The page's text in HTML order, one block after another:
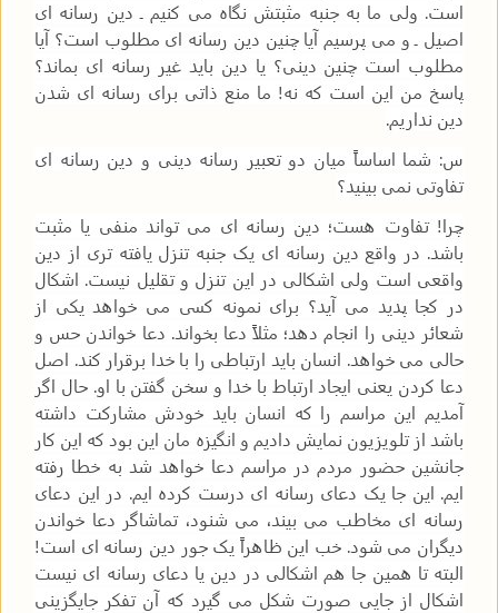
است. ولی ما به جنبه مثبتش نگاه می کنیم ـ دین رسانه ای
اصیل ـ و می پرسیم آیا چنین دین رسانه ای مطلوب است؟ آیا
مطلوب است چنین دینی؟ یا دین باید غیر رسانه ای بماند؟
پاسخ من این است که نه! ما منع ذاتی برای رسانه ای شدن
دین نداریم.
س: شما اساساً میان دو تعبیر رسانه دینی و دین رسانه ای
تفاوتی نمی بینید؟
چرا! تفاوت هست؛ دین رسانه ای می تواند منفی یا مثبت
باشد. در واقع دین رسانه ای یک جنبه تنزل یافته تری از دین
واقعی است ولی اشکالی در این تنزل و تقلیل نیست. اشکال
در کجا پدید می آید؟ برای نمونه کسی می خواهد یکی از
شعائر دینی را انجام دهد؛ مثلاً دعا بخواند. دعا خواندن حس و
حالی می خواهد. انسان باید ارتباطی را با خدا برقرار کند. اصل
دعا کردن یعنی ایجاد ارتباط با خدا و سخن گفتن با او. حال اگر
آمدیم این مراسم را که انسان باید خودش مشارکت داشته
باشد از تلویزیون نمایش دادیم و انگیزه مان این بود که این کار
جانشین حضور مردم در مراسم دعا خواهد شد به خطا رفته
ایم. این جا یک دعای رسانه ای درست کرده ایم. در این دعای
رسانه ای مخاطب می بیند، می شنود، تماشاگر دعا خواندن
دیگران می شود. خب این ظاهراً یک جور دین رسانه ای است!
البته تا همین جا هم اشکالی در دین یا دعای رسانه ای نیست
اشکال از جایی صورت شکل می گیرد که آن تفکر جایگزینی